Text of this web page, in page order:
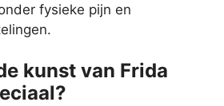
fysieke pijn en
kunst van Frida